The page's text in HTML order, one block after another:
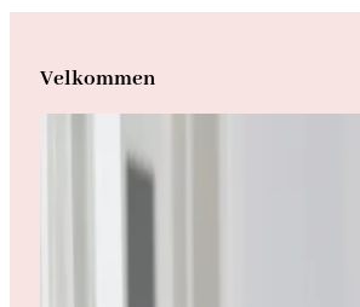
Velkommen